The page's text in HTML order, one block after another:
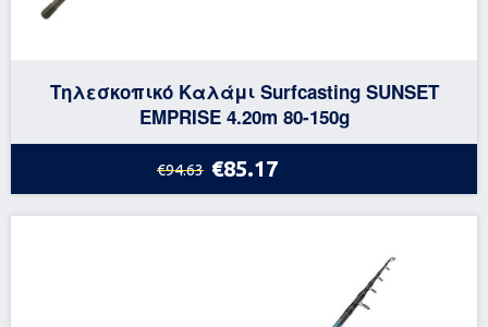
Τηλεσκοπικό Καλάμι Surfcasting SUNSET
EMPRISE 4.20m 80-150g
€94.63 €85.17